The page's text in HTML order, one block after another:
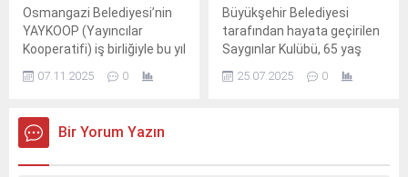
Osmangazi Belediyesi’nin
YAYKOOP (Yayıncılar
Kooperatifi) iş birliğiyle bu yıl
Osmangazi Kitap Fuarı,
etkinlikleriyle kültür, sanat
ve toplumsal konuları bir
07.11.2025 0
Büyükşehir Belediyesi
tarafından hayata geçirilen
Saygınlar Kulübü, 65 yaş
sosyal hem de ruhsal
25.07.2025 0
Bir Yorum Yazın